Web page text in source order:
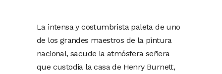
La intensa y costumbrista paleta de uno
de los grandes maestros de la pintura
nacional, sacude la atmósfera señera
que custodia la casa de Henry Burnett,